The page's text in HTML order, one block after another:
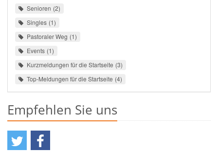
Senioren 2
Singles 1
Pastoraler Weg 1
Events 1
Kurzmeldungen für die Startseite 3
Top-Meldungen für die Startseite 4
Empfehlen Sie uns